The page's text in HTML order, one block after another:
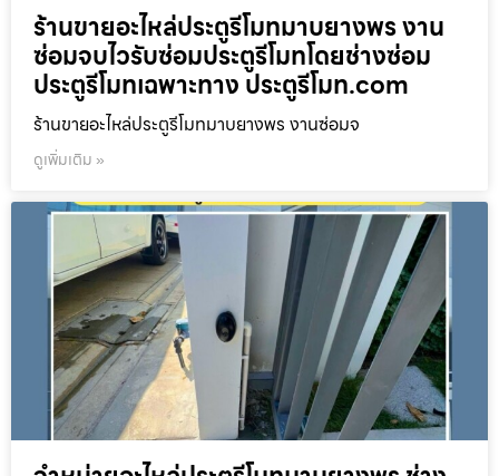
ร้านขายอะไหล่ประตูรีโมทมาบยางพร งาน
ซ่อมจบไวรับซ่อมประตูรีโมทโดยช่างซ่อม
ประตูรีโมทเฉพาะทาง ประตูรีโมท.com
ร้านขายอะไหล่ประตูรีโมทมาบยางพร งานซ่อมจ
ดูเพิ่มเติม »